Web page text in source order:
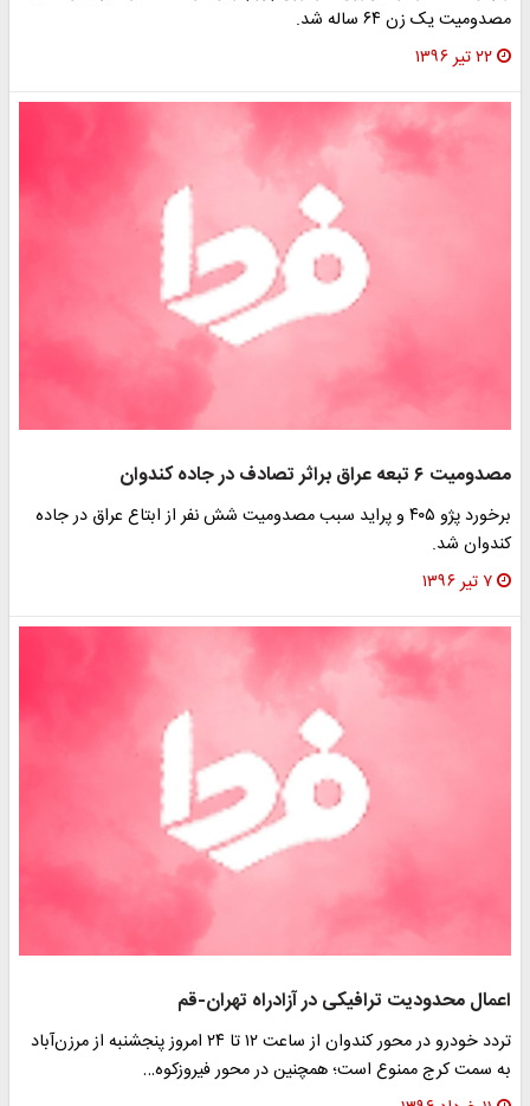
مصدومیت یک زن ۶۴ ساله شد.
۲۲ تیر ۱۳۹۶
مصدومیت ۶ تبعه عراق براثر تصادف در جاده کندوان
برخورد پژو ۴۰۵ و پراید سبب مصدومیت شش نفر از ابتاع عراق در جاده
کندوان شد.
۷ تیر ۱۳۹۶
اعمال محدودیت ترافیکی در آزادراه تهران-قم‌
تردد خودرو در‌ محور کندوان‌ از ساعت ۱۲ تا ۲۴ امروز پنجشنبه از مرزن‌آباد
به سمت کرج ممنوع است؛ همچنین در محور فیروزکوه…